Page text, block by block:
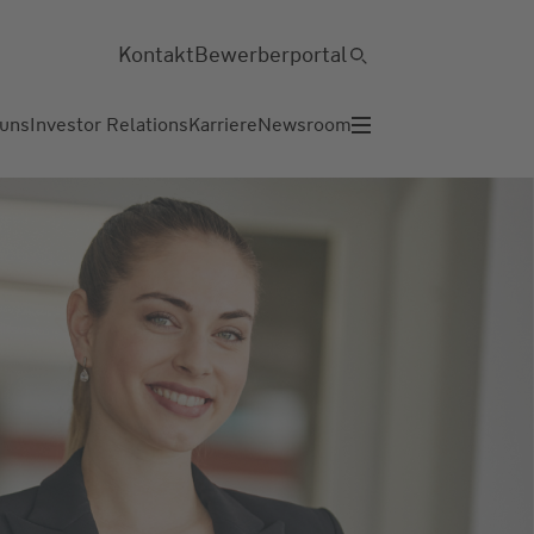
Investor RelationsKarriereNewsroom
KontaktBewerberportal